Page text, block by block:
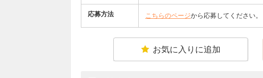
応募方法 こちらのページから応募してください。
お気に入りに追加